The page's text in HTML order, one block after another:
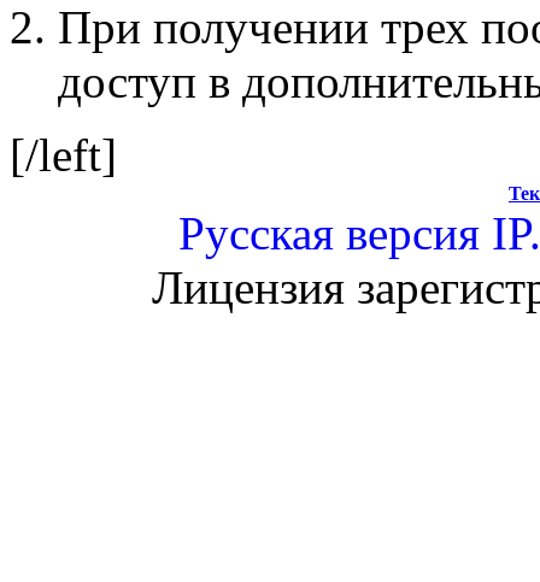
При получении трех
доступ в
[/left]
Русская версия
Лицензия